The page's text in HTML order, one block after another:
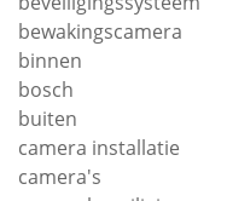
bewakingscamera
binnen
bosch
buiten
camera installatie
camera's